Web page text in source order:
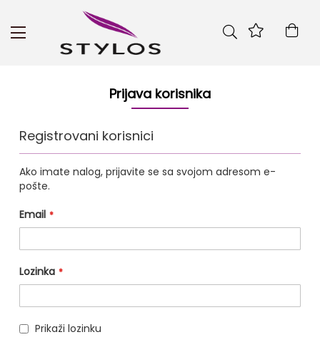
Skip
Prijava korisnika
Registrovani korisnici
Ako imate nalog, prijavite se sa svojom adresom e-
pošte.
Email
Lozinka
Prikaži lozinku